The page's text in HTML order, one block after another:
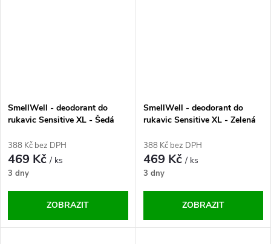
SmellWell - deodorant do
rukavic Sensitive XL - Šedá
388 Kč bez DPH
469 Kč/ ks
3 dny
ZOBRAZIT
SmellWell - deodorant do
rukavic Sensitive XL - Zelená
388 Kč bez DPH
469 Kč/ ks
3 dny
ZOBRAZIT